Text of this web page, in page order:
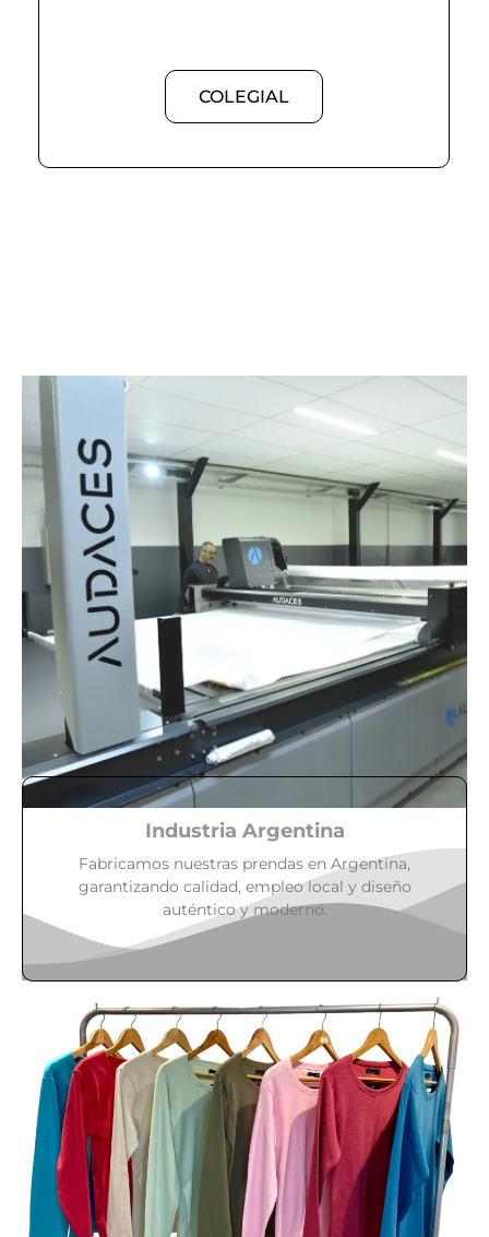
COLEGIAL
Industria Argentina
Fabricamos nuestras prendas en Argentina,
garantizando calidad, empleo local y diseño
auténtico y moderno.